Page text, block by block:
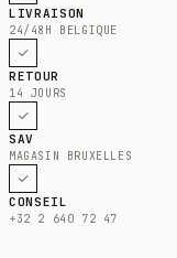
LIVRAISON
24/48H BELGIQUE
RETOUR
14 JOURS
SAV
MAGASIN BRUXELLES
CONSEIL
+32 2 640 72 47